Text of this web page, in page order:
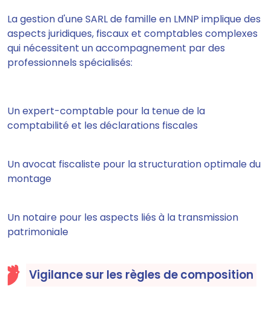
La gestion d'une SARL de famille en LMNP implique des
aspects juridiques, fiscaux et comptables complexes
qui nécessitent un accompagnement par des
professionnels spécialisés:
Un expert-comptable pour la tenue de la
comptabilité et les déclarations fiscales
Un avocat fiscaliste pour la structuration optimale du
montage
Un notaire pour les aspects liés à la transmission
patrimoniale
Vigilance sur les règles de composition